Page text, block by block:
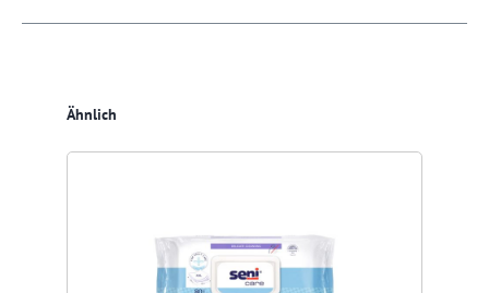
Produktgalerie überspringen
Ähnlich